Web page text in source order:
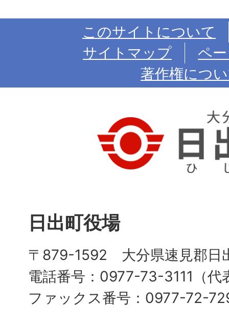
このサイトについて
サイトマップ
ペ
著作権につ
日出町役場
〒879-1592 大分県速見郡日
電話番号：0977-73-3111（代
ファックス番号：0977-72-